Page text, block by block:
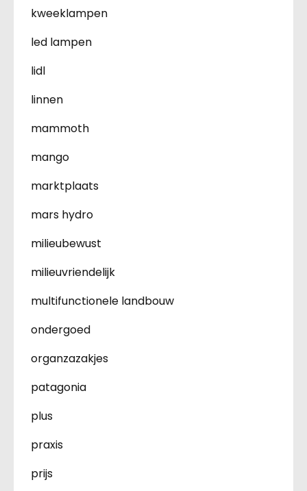
kweeklampen
led lampen
lidl
linnen
mammoth
mango
marktplaats
mars hydro
milieubewust
milieuvriendelijk
multifunctionele landbouw
ondergoed
organzazakjes
patagonia
plus
praxis
prijs